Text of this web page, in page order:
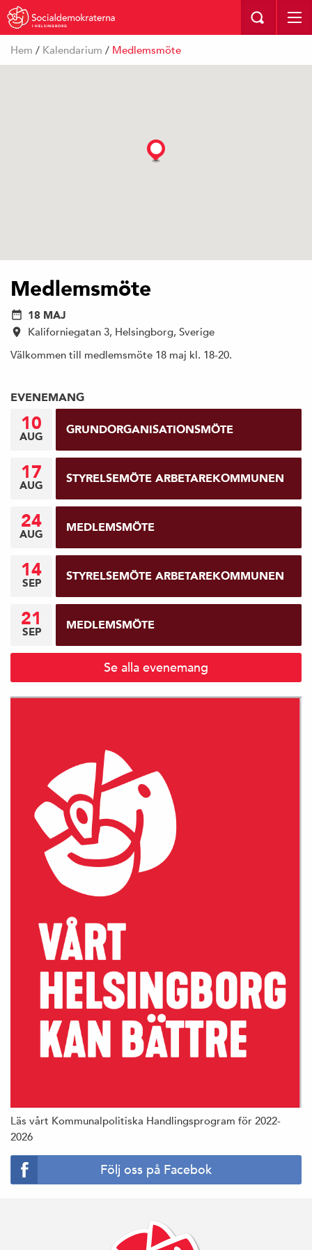
I HELSINGBORG
Hem / Kalendarium / Medlemsmöte
Medlemsmöte
18 MAJ
Kaliforniegatan 3, Helsingborg, Sverige
Välkommen till medlemsmöte 18 maj kl. 18-20.
EVENEMANG
10
AUG GRUNDORGANISATIONSMÖTE
17
AUG STYRELSEMÖTE ARBETAREKOMMUNEN
24
AUG MEDLEMSMÖTE
14
SEP STYRELSEMÖTE ARBETAREKOMMUNEN
21
SEP MEDLEMSMÖTE
Se alla evenemang
Läs vårt Kommunalpolitiska Handlingsprogram för 2022-
2026
Följ oss på Facebok